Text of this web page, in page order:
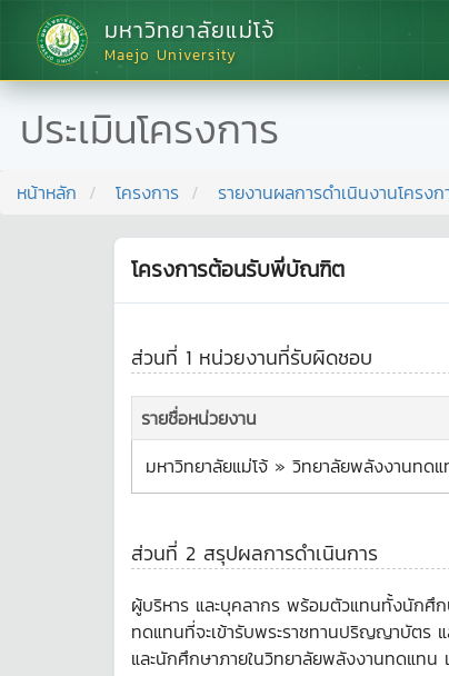
มหาวิทยาลัยแม่โจ้
Maejo University
ประเมินโครงการ
หน้าหลัก โครงการ รายงานผลการดำเนินงานโครง
โครงการต้อนรับพี่บัณฑิต
ส่วนที่ 1 หน่วยงานที่รับผิดชอบ
รายชื่อหน่วยงาน
มหาวิทยาลัยแม่โจ้ » วิทยาลัยพลังงานทด
ส่วนที่ 2 สรุปผลการดำเนินการ
ผู้บริหาร และบุคลากร พร้อมตัวแทนทั้งนักศึ
ทดแทนที่จะเข้ารับพระราชทานปริญญาบัตร
และนักศึกษาภายในวิทยาลัยพลังงานทดแท